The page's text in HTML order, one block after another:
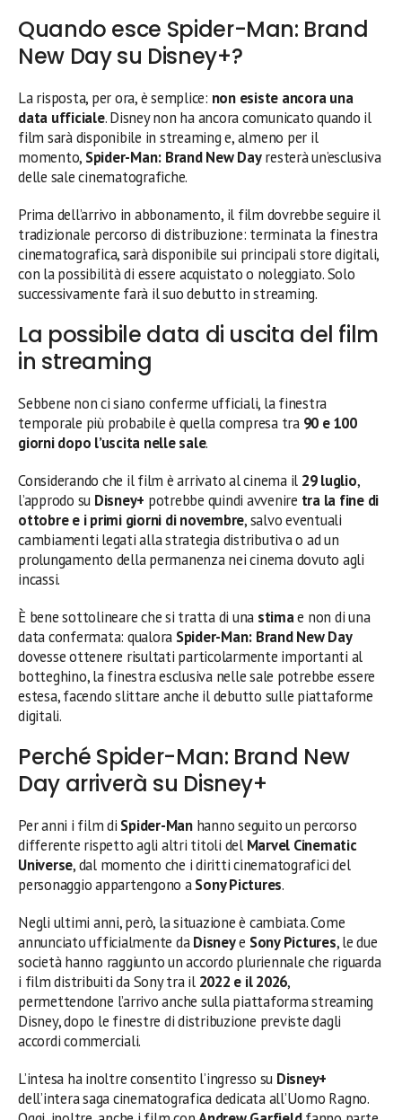
Quando esce Spider-Man: Brand
New Day su Disney+?
La risposta, per ora, è semplice: non esiste ancora una
data ufficiale. Disney non ha ancora comunicato quando il
film sarà disponibile in streaming e, almeno per il
momento, Spider-Man: Brand New Dayresterà un’esclusiva
delle sale cinematografiche.
Prima dell’arrivo in abbonamento, il film dovrebbe seguire il
tradizionale percorso di distribuzione: terminata la finestra
cinematografica, sarà disponibile sui principali store digitali,
con la possibilità di essere acquistato o noleggiato. Solo
successivamente farà il suo debutto in streaming.
La possibile data di uscita del film
in streaming
Sebbene non ci siano conferme ufficiali, la finestra
temporale più probabile è quella compresa tra 90 e 100
giorni dopo l’uscita nelle sale.
Considerando che il film è arrivato al cinema il 29 luglio,
l’approdo su Disney+ potrebbe quindi avvenire tra la fine di
ottobre e i primi giorni di novembre, salvo eventuali
cambiamenti legati alla strategia distributiva o ad un
prolungamento della permanenza nei cinema dovuto agli
incassi.
È bene sottolineare che si tratta di una stimae non di una
data confermata: qualora Spider-Man: Brand New Day
dovesse ottenere risultati particolarmente importanti al
botteghino, la finestra esclusiva nelle sale potrebbe essere
estesa, facendo slittare anche il debutto sulle piattaforme
digitali.
Perché Spider-Man: Brand New
Day arriverà su Disney+
Per anni i film di Spider-Manhanno seguito un percorso
differente rispetto agli altri titoli del Marvel Cinematic
Universe, dal momento che i diritti cinematografici del
personaggio appartengono aSony Pictures.
Negli ultimi anni, però, la situazione è cambiata. Come
annunciato ufficialmente daDisneye Sony Pictures, le due
società hanno raggiunto un accordo pluriennale che riguarda
i film distribuiti da Sony tra il 2022 e il 2026,
permettendone l’arrivo anche sulla piattaforma streaming
Disney, dopo le finestre di distribuzione previste dagli
accordi commerciali.
L’intesa ha inoltre consentito l’ingresso su Disney+
dell’intera saga cinematografica dedicata all’Uomo Ragno.